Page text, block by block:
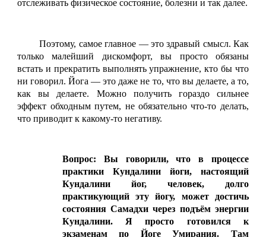
отслеживать физическое состояние, болезни и так далее.
Поэтому, самое главное — это здравый смысл. Как
только малейший дискомфорт, вы просто обязаны
встать и прекратить выполнять упражнение, кто бы что
ни говорил. Йога — это даже не то, что вы делаете, а то,
как вы делаете. Можно получить гораздо сильнее
эффект обходным путем, не обязательно что-то делать,
что приводит к какому-то негативу.
Вопрос: Вы говорили, что в процессе
практики Кундалини йоги, настоящий
Кундалини йог, человек, долго
практикующий эту йогу, может достичь
состояния Самадхи через подъём энергии
Кундалини. Я просто готовился к
экзаменам по Йоге Умирания. Там